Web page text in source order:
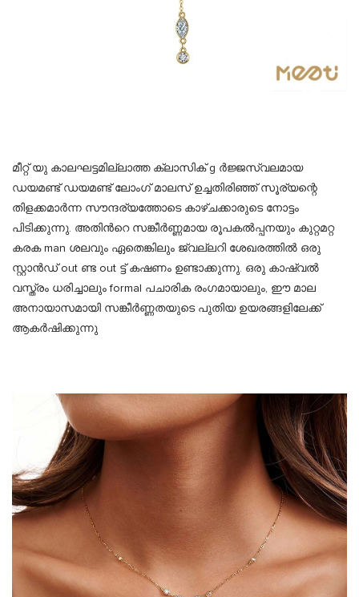
മീറ്റ് യു കാലഘട്ടമില്ലാത്ത ക്ലാസിക് g ർജ്ജസ്വലമായ
ഡയമണ്ട് ഡയമണ്ട് ലോംഗ് മാലസ് ഉച്ചതിരിഞ്ഞ് സൂര്യന്റെ
തിളക്കമാർന്ന സൗന്ദര്യത്തോടെ കാഴ്ചക്കാരുടെ നോട്ടം
പിടിക്കുന്നു. അതിൻറെ സങ്കീർണ്ണമായ രൂപകൽപ്പനയും കുറ്റമറ്റ
കരക man ശലവും ഏതെങ്കിലും ജ്വല്ലറി ശേഖരത്തിൽ ഒരു
സ്റ്റാൻഡ് out ണ്ട out ട്ട് കഷണം ഉണ്ടാക്കുന്നു. ഒരു കാഷ്വൽ
വസ്ത്രം ധരിച്ചാലും formal പചാരിക രംഗമായാലും, ഈ മാല
അനായാസമായി സങ്കീർണ്ണതയുടെ പുതിയ ഉയരങ്ങളിലേക്ക്
ആകർഷിക്കുന്നു